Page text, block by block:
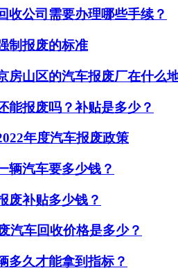
收公司需要办理哪些手续？
制报废的标准
房山区的汽车报废厂在什么
能报废吗？补贴是多少？
年度汽车报废政策
辆汽车要多少钱？
废补贴多少钱？
汽车回收价格是多少？
多久才能拿到指标？